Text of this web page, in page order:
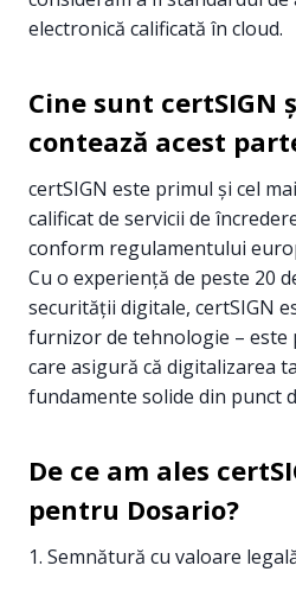
electronică calificată în cloud.
Cine sunt certSIGN
contează acest
certSIGN este primul și cel
calificat de servicii de
conform regulamentului
Cu o experiență de peste 20
securității digitale, certSIGN
furnizor de tehnologie –
care asigură că digitalizarea
fundamente solide din punct
De ce am ales
pentru Dosario?
1. Semnătură cu valoare